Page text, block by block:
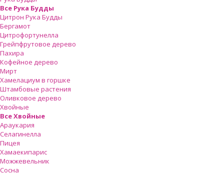
Все Рука Будды
Цитрон Рука Будды
Бергамот
Цитрофортунелла
Грейпфрутовое дерево
Пахира
Кофейное дерево
Мирт
Хамелациум в горшке
Штамбовые растения
Оливковое дерево
Хвойные
Все Хвойные
Араукария
Селагинелла
Пицея
Хамаекипарис
Можжевельник
Сосна